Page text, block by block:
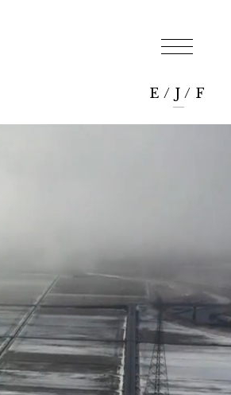
E / J / F